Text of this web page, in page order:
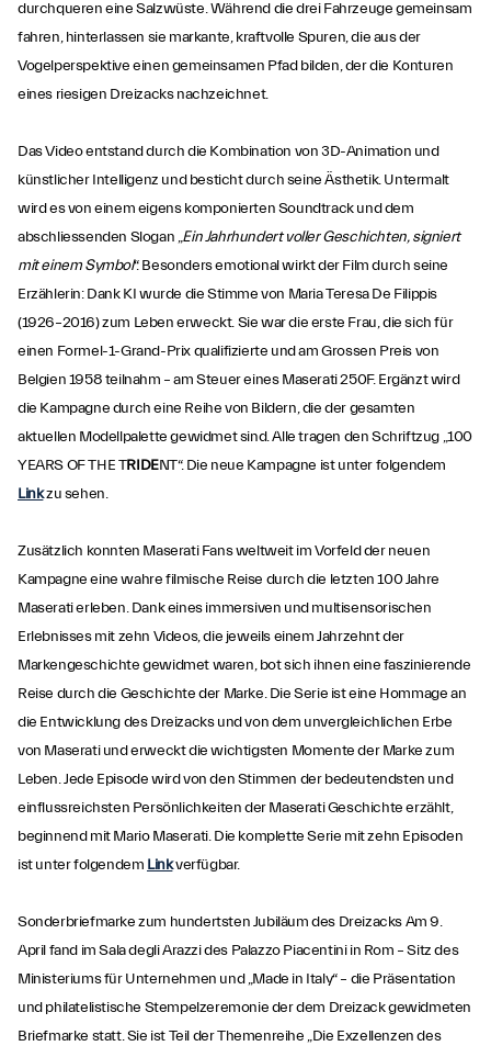
durchqueren eine Salzwüste. Während die drei Fahrzeuge gemeinsam
fahren, hinterlassen sie markante, kraftvolle Spuren, die aus der
Vogelperspektive einen gemeinsamen Pfad bilden, der die Konturen
eines riesigen Dreizacks nachzeichnet.
Das Video entstand durch die Kombination von 3D-Animation und
künstlicher Intelligenz und besticht durch seine Ästhetik. Untermalt
wird es von einem eigens komponierten Soundtrack und dem
abschliessenden Slogan „Ein Jahrhundert voller Geschichten, signiert
mit einem Symbol“. Besonders emotional wirkt der Film durch seine
Erzählerin: Dank KI wurde die Stimme von Maria Teresa De Filippis
(1926–2016) zum Leben erweckt. Sie war die erste Frau, die sich für
einen Formel-1-Grand-Prix qualifizierte und am Grossen Preis von
Belgien 1958 teilnahm – am Steuer eines Maserati 250F. Ergänzt wird
die Kampagne durch eine Reihe von Bildern, die der gesamten
aktuellen Modellpalette gewidmet sind. Alle tragen den Schriftzug „100
YEARS OF THE TRIDENT“. Die neue Kampagne ist unter folgendem
Linkzu sehen.
Zusätzlich konnten Maserati Fans weltweit im Vorfeld der neuen
Kampagne eine wahre filmische Reise durch die letzten 100 Jahre
Maserati erleben. Dank eines immersiven und multisensorischen
Erlebnisses mit zehn Videos, die jeweils einem Jahrzehnt der
Markengeschichte gewidmet waren, bot sich ihnen eine faszinierende
Reise durch die Geschichte der Marke. Die Serie ist eine Hommage an
die Entwicklung des Dreizacks und von dem unvergleichlichen Erbe
von Maserati und erweckt die wichtigsten Momente der Marke zum
Leben. Jede Episode wird von den Stimmen der bedeutendsten und
einflussreichsten Persönlichkeiten der Maserati Geschichte erzählt,
beginnend mit Mario Maserati. Die komplette Serie mit zehn Episoden
ist unter folgendem Linkverfügbar.
Sonderbriefmarke zum hundertsten Jubiläum des Dreizacks Am 9.
April fand im Sala degli Arazzi des Palazzo Piacentini in Rom – Sitz des
Ministeriums für Unternehmen und „Made in Italy“ – die Präsentation
und philatelistische Stempelzeremonie der dem Dreizack gewidmeten
Briefmarke statt. Sie ist Teil der Themenreihe „Die Exzellenzen des